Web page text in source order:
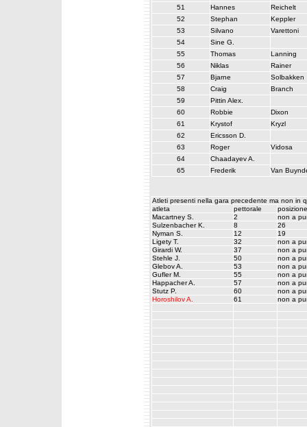
51
Hannes
Reichelt
52
Stephan
Keppler
53
Silvano
Varettoni
54
Sine G.
55
Thomas
Lanning
56
Niklas
Rainer
57
Bjarne
Solbakken
58
Craig
Branch
59
Pittin Alex.
60
Robbie
Dixon
61
Krystof
Kryzl
62
Ericsson D.
63
Roger
Vidosa
64
Chaadayev A.
65
Frederik Van
Atleti presenti nella gara precedente ma non in
atleta
pettorale
posizione
Macartney S.
2
non a
Sulzenbacher K.
8
26
Nyman S.
12
19
Ligety T.
32
non a
Girardi W.
37
non a
Stehle J.
50
non a
Glebov A.
53
non a
Gufler M.
55
non a
Happacher A.
57
non a
Stutz P.
60
non a
Horoshilov A.
61 non a